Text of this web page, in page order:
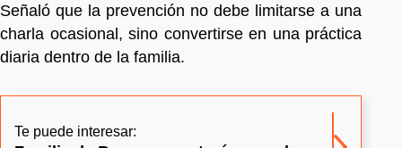
Señaló que la prevención no debe limitarse a una
charla ocasional, sino convertirse en una práctica
diaria dentro de la familia.
Te puede interesar: